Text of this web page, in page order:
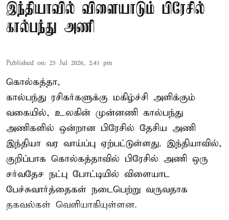
இந்தியாவில் விளையாடும் பிரேசில்
கால்பந்து அணி
Published on: 25 Jul 2026, 2:41 pm
கொல்கத்தா,
கால்பந்து ரசிகர்களுக்கு மகிழ்ச்சி அளிக்கும்
வகையில், உலகின் முன்னணி கால்பந்து
அணிகளில் ஒன்றான பிரேசில் தேசிய அணி
இந்தியா வர வாய்ப்பு ஏற்பட்டுள்ளது. இந்தியாவில்,
குறிப்பாக கொல்கத்தாவில் பிரேசில் அணி ஒரு
சர்வதேச நட்பு போட்டியில் விளையாட
பேச்சுவார்த்தைகள் நடைபெற்று வருவதாக
தகவல்கள் வெளியாகியுள்ளன.